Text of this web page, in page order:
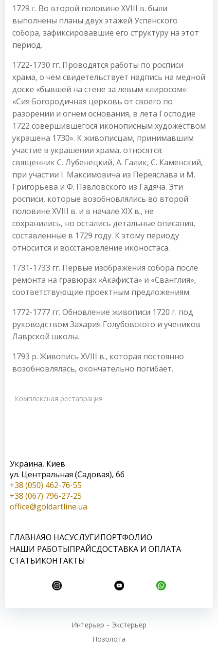
1729 г. Во второй половине XVIII в. были
выполнены планы двух этажей Успенского
собора, зафиксировавшие его структуру на этот
период.
1722-1730 гг. Проводятся работы по росписи
храма, о чем свидетельствует надпись на медной
доске «бывшей на стене за левым клиросом»:
«Сия Богородичная церковь от своего по
разорении и огнем основания, в лета Господие
1722 совершившегося иконописным художеством
украшена 1730». К живописцам, принимавшим
участие в украшении храма, относятся:
священник С. Лубенецкий, А. Галик, С. Каменский,
при участии I. Максимовича из Переяслава и М.
Григорьева и Ф. Павловского из Гадяча. Эти
росписи, которые возобновлялись во второй
половине XVIII в. и в начале XIX в., не
сохранились, но остались детальные описания,
составленные в 1729 году. К этому периоду
относится и восстановление иконостаса.
1731-1733 гг. Первые изображения собора после
ремонта на гравюрах «Акафиста» и «Сванглия»,
соответствующие проектным предложениям.
1772-1777 гг. Обновление живописи 1720 г. под
руководством Захария Голубовского и учеников
Лаврской школы.
1793 р. Живопись XVIII в., которая постоянно
возобновлялась, окончательно погибает.
Комплексная реставрация
Украина, Киев
ул. Центральная (Садовая), 66
+38 (050) 462-76-55
+38 (067) 796-27-25
office@goldartline.ua
ГЛАВНАЯО НАСУСЛУГИПОРТФОЛИО
НАШИ РАБОТЫПРАЙСДОСТАВКА И ОПЛАТА
СТАТЬИКОНТАКТЫ
Интерьер – Экстерьер
Позолота